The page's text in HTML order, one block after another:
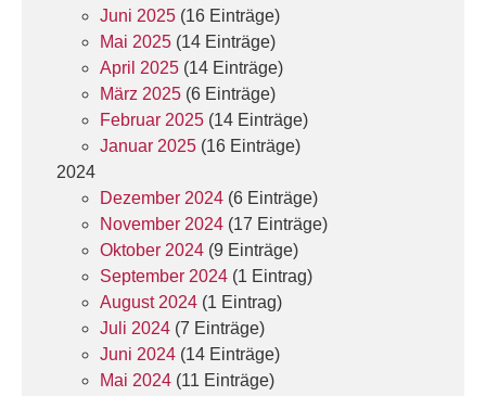
Juni 2025 (16 Einträge)
Mai 2025 (14 Einträge)
April 2025 (14 Einträge)
März 2025 (6 Einträge)
Februar 2025 (14 Einträge)
Januar 2025 (16 Einträge)
2024
Dezember 2024 (6 Einträge)
November 2024 (17 Einträge)
Oktober 2024 (9 Einträge)
September 2024 (1 Eintrag)
August 2024 (1 Eintrag)
Juli 2024 (7 Einträge)
Juni 2024 (14 Einträge)
Mai 2024 (11 Einträge)